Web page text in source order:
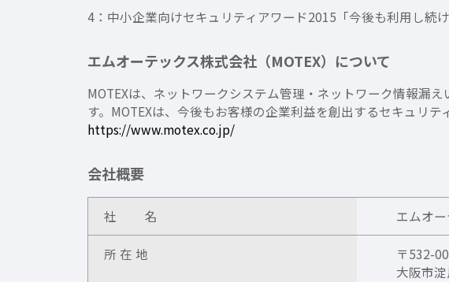
4：中小企業向けセキュリティアワード2015「今後も利用し
エムオーテックス株式会社（MOTEX）について
MOTEXは、ネットワークシステム管理・ネットワーク情報漏
す。MOTEXは、今後もお客様の企業利益を創出するセキュリテ
https://www.motex.co.jp/
会社概要
社 名 エムオ
所 在 地
〒532-
大阪市